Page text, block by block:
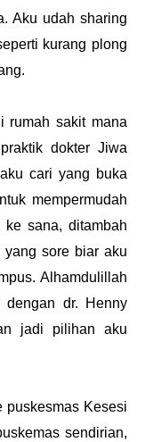
Aku udah sharing
kurang plong
rumah sakit mana
dokter Jiwa
cari yang buka
mempermudah
sana, ditambah
yang sore biar aku
Alhamdulillah
dr. Henny
jadi pilihan aku
puskesmas Kesesi
sendirian,